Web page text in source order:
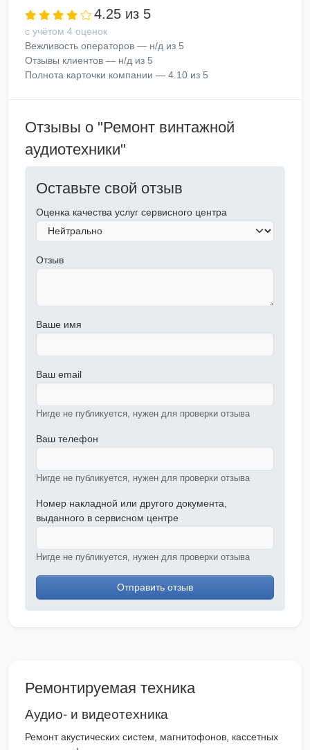
4.25 из 5
с учётом 4 оценок
Вежливость операторов — н/д из 5
Отзывы клиентов — н/д из 5
Полнота карточки компании — 4.10 из 5
Отзывы о "Ремонт винтажной
аудиотехники"
Оставьте свой отзыв
Оценка качества услуг сервисного центра
Отзыв
Ваше имя
Ваш email
Нигде не публикуется, нужен для проверки отзыва
Ваш телефон
Нигде не публикуется, нужен для проверки отзыва
Номер накладной или другого документа,
выданного в сервисном центре
Нигде не публикуется, нужен для проверки отзыва
Отправить отзыв
Ремонтируемая техника
Аудио- и видеотехника
Ремонт акустических систем, магнитофонов, кассетных